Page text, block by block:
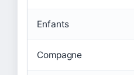
Enfants
Compagne